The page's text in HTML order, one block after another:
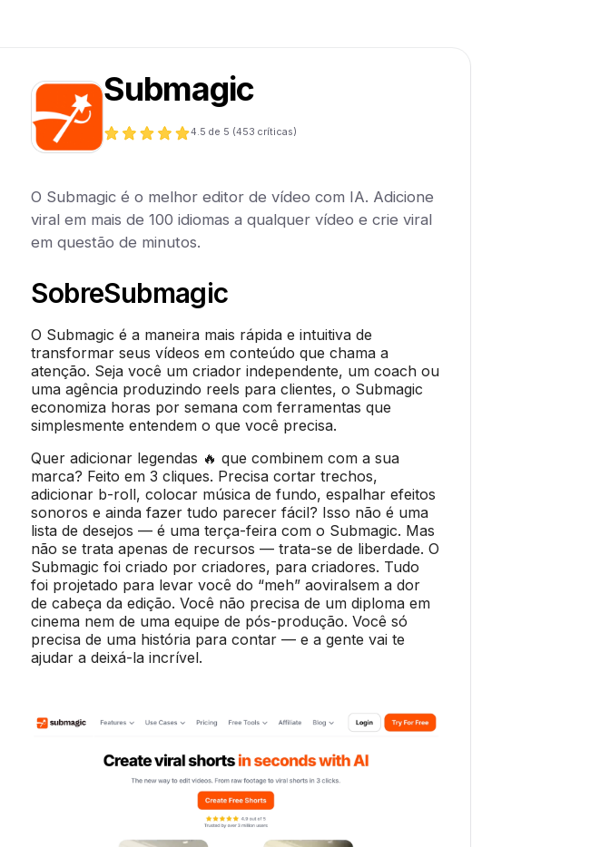
Submagic
4.5 de 5 (453 críticas)
O Submagic é o melhor editor de vídeo com IA. Adicione
viral em mais de 100 idiomas a qualquer vídeo e crie viral
em questão de minutos.
SobreSubmagic
O Submagic é a maneira mais rápida e intuitiva de
transformar seus vídeos em conteúdo que chama a
atenção. Seja você um criador independente, um coach ou
uma agência produzindo reels para clientes, o Submagic
economiza horas por semana com ferramentas que
simplesmente entendem o que você precisa.
Quer adicionar legendas 🔥 que combinem com a sua
marca? Feito em 3 cliques. Precisa cortar trechos,
adicionar b-roll, colocar música de fundo, espalhar efeitos
sonoros e ainda fazer tudo parecer fácil? Isso não é uma
lista de desejos — é uma terça-feira com o Submagic. Mas
não se trata apenas de recursos — trata-se de liberdade. O
Submagic foi criado por criadores, para criadores. Tudo
foi projetado para levar você do “meh” aoviralsem a dor
de cabeça da edição. Você não precisa de um diploma em
cinema nem de uma equipe de pós-produção. Você só
precisa de uma história para contar — e a gente vai te
ajudar a deixá-la incrível.